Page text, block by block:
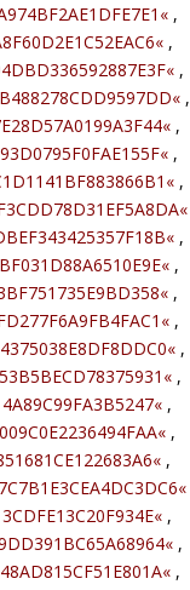
« ,
« ,
« ,
« ,
« ,
« ,
« ,
«
« ,
« ,
« ,
« ,
« ,
« ,
« ,
« ,
« ,
«
« ,
« ,
« ,